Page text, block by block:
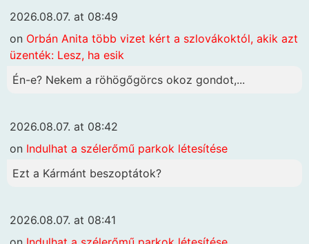
2026.08.07. at 08:49
on Orbán Anita több vizet kért a szlovákoktól, akik azt
üzenték: Lesz, ha esik
Én-e? Nekem a röhögőgörcs okoz gondot,...
2026.08.07. at 08:42
on Indulhat a szélerőmű parkok létesítése
Ezt a Kármánt beszoptátok?
2026.08.07. at 08:41